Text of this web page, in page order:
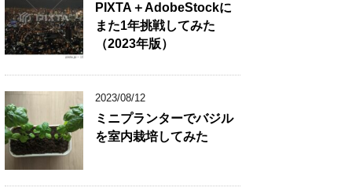
PIXTA＋AdobeStockに
また1年挑戦してみた
（2023年版）
2023/08/12
ミニプランターでバジル
を室内栽培してみた